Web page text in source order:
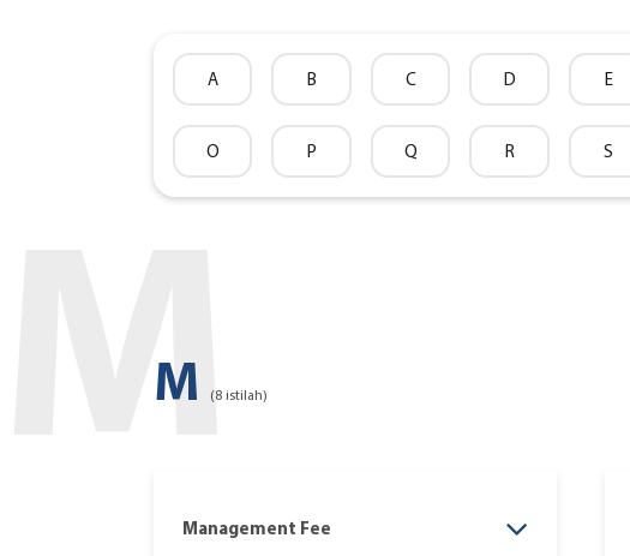
A B C D E
O P Q R S
M
M (8 istilah)
Management Fee